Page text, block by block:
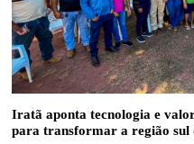
Iratã aponta tecnologia e
para transformar a região sul